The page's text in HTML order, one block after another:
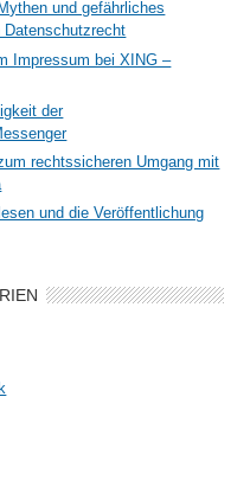
und gefährliches
Datenschutzrecht
Impressum bei XING –
der
rechtssicheren Umgang mit
und die Veröffentlichung